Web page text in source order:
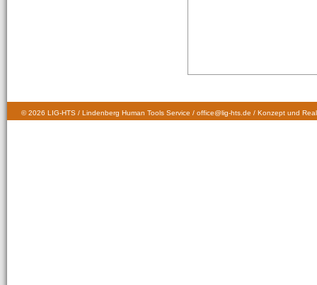
© 2026 LIG-HTS / Lindenberg Human Tools Service / office@lig-hts.de / Konzept und